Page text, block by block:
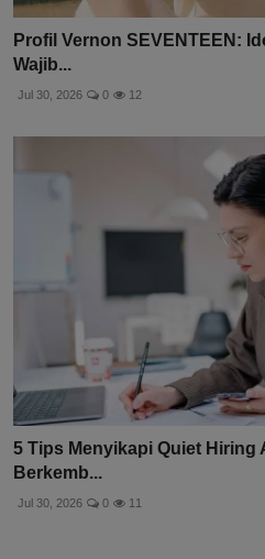
Profil Vernon SEVENTEEN:
Wajib...
Jul 30, 2026 0 12
5 Tips Menyikapi Quiet Hiring
Berkemb...
Jul 30, 2026 0 11